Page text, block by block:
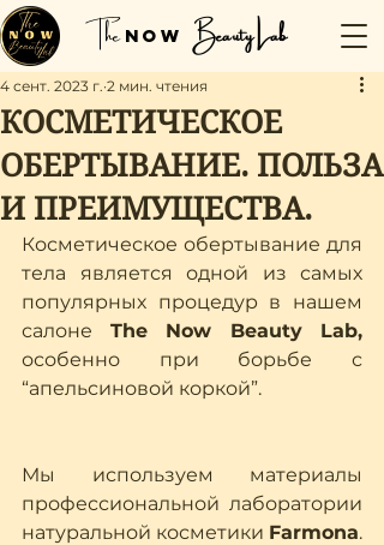
The NOW Beauty Lab
КОСМЕТИЧЕСКОЕ
ОБЕРТЫВАНИЕ. ПОЛЬЗА
И ПРЕИМУЩЕСТВА.
4 сент. 2023 г. 2 мин. чтения
Косметическое обертывание для
тела является одной из самых
популярных процедур в нашем
салоне The Now Beauty Lab,
особенно при борьбе с
“апельсиновой коркой”.
Мы используем материалы
профессиональной лаборатории
натуральной косметики Farmona.